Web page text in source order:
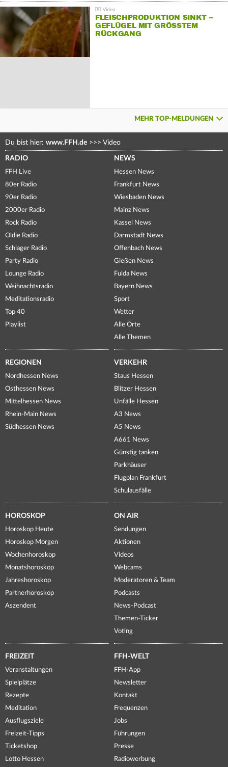
FLEISCHPRODUKTION SINKT –
GEFLÜGEL MIT GRÖSSTEM R
ÜCKGANG
MEHR TOP-MELDUNGEN
Du bist hier: www.FFH.de >>> Video
RADIO
FFH Live
80er Radio
90er Radio
2000er Radio
Rock Radio
Oldie Radio
Schlager Radio
Party Radio
Lounge Radio
Weihnachtsradio
Meditationsradio
Top 40
Playlist
NEWS
Hessen News
Frankfurt News
Wiesbaden News
Mainz News
Kassel News
Darmstadt News
Offenbach News
Gießen News
Fulda News
Bayern News
Sport
Wetter
Alle Orte
Alle Themen
REGIONEN
Nordhessen News
Osthessen News
Mittelhessen News
Rhein-Main News
Südhessen News
VERKEHR
Staus Hessen
Blitzer Hessen
Unfälle Hessen
A3 News
A5 News
A661 News
Günstig tanken
Parkhäuser
Flugplan Frankfurt
Schulausfälle
HOROSKOP
Horoskop Heute
Horoskop Morgen
Wochenhoroskop
Monatshoroskop
Jahreshoroskop
Partnerhoroskop
Aszendent
ON AIR
Sendungen
Aktionen
Videos
Webcams
Moderatoren & Team
Podcasts
News-Podcast
Themen-Ticker
Voting
FREIZEIT
Veranstaltungen
Spielplätze
Rezepte
Meditation
Ausflugsziele
Freizeit-Tipps
Ticketshop
Lotto Hessen
FFH-WELT
FFH-App
Newsletter
Kontakt
Frequenzen
Jobs
Führungen
Presse
Radiowerbung